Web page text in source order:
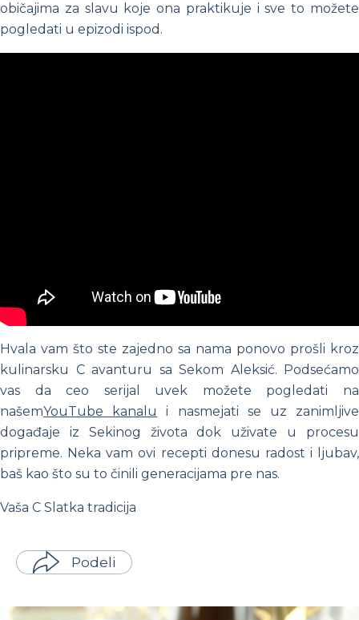
običajima za slavu koje ona praktikuje i sve to možete
pogledati u epizodi ispod.
Hvala vam što ste zajedno sa nama ponovo prošli kroz
kulinarsku C avanturu sa Sekom Aleksić. Podsećamo
vas da ceo serijal uvek možete pogledati na
našemYouTube kanalu
i nasmejati se uz zanimljive
događaje iz Sekinog života dok uživate u procesu
pripreme. Neka vam ovi recepti donesu radost i ljubav,
baš kao što su to činili generacijama pre nas.
Vaša C Slatka tradicija
Podeli